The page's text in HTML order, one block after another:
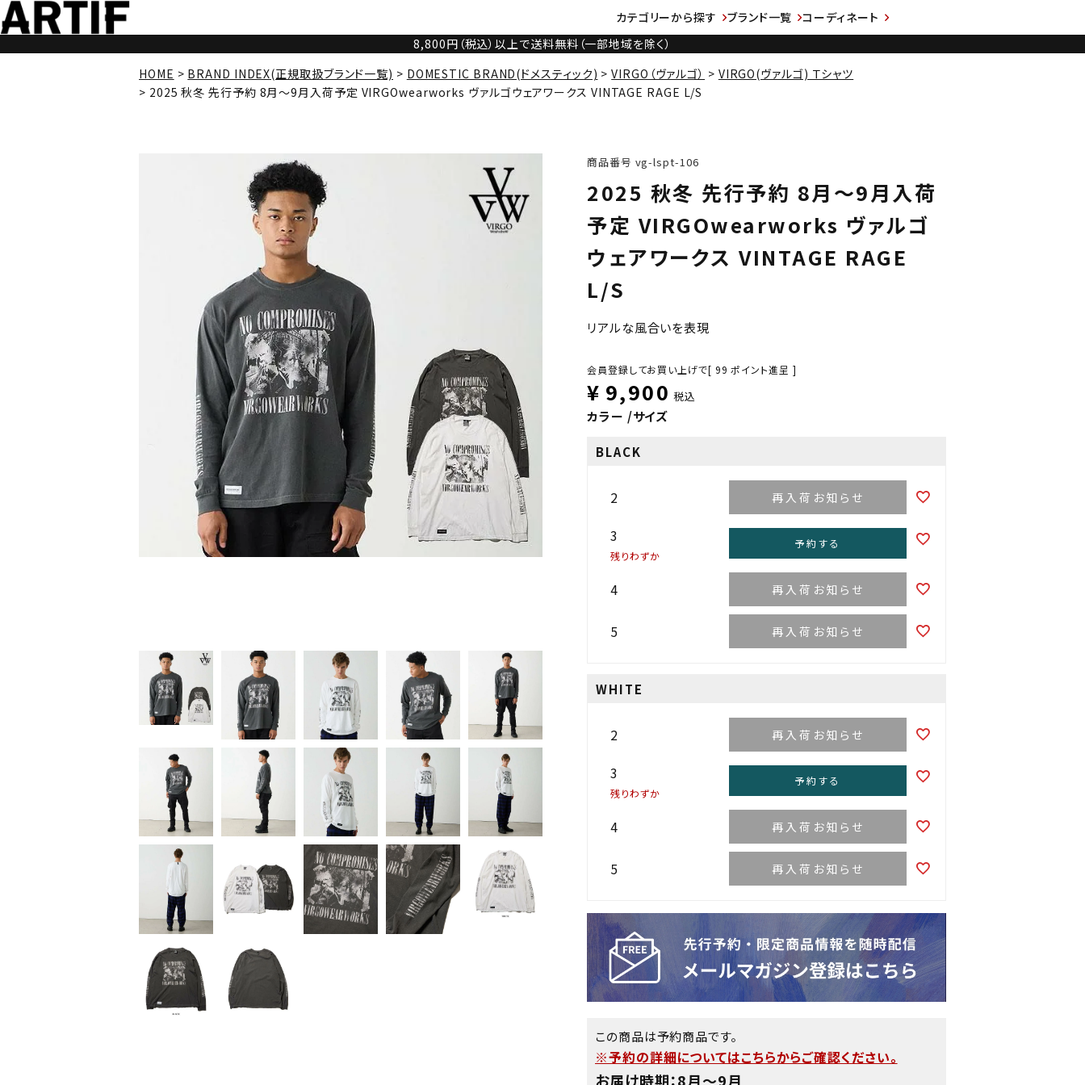
カテゴリーから探す ブランド一覧
コーディネート
8,800円（税込）以上で送料無料（一部地域を除く）
HOME
BRAND INDEX(正規取扱ブランド一覧) DOMESTIC BRAND(ドメスティック) VIRGO（ヴァルゴ）
VIRGO(ヴァルゴ) Ｔシャツ
2025 秋冬 先行予約 8月～9月入荷予定 VIRGOwearworks ヴァルゴウェアワークス VINTAGE RAGE L/S
商品番号 vg-lspt-106
2025 秋冬 先行予約 8月～9月入荷
予定 VIRGOwearworks ヴァルゴ
ウェアワークス VINTAGE RAGE
L/S
リアルな風合いを表現
会員登録してお買い上げで[ 99 ポイント進呈 ]
¥ 9,900 税込
カラー サイズ
BLACK
2 再入荷お知らせ
3
残りわずか
予約する
4 再入荷お知らせ
5 再入荷お知らせ
WHITE
2 再入荷お知らせ
3
残りわずか
予約する
4 再入荷お知らせ
5 再入荷お知らせ
この商品は予約商品です。
※予約の詳細についてはこちらからご確認ください。
お届け時期：8月〜9月